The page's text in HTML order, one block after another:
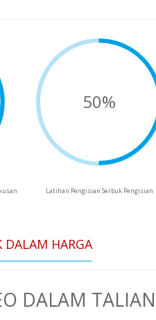
50%
Latihan Pengisian Serbuk Pengisian
DALAM HARGA
DALAM TALIAN